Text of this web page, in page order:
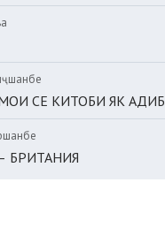
СЕ КИТОБИ ЯК АДИБ
БРИТАНИЯ